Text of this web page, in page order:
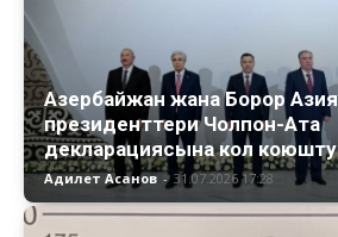
Азербайжан жана Борор Азия
президенттери Чолпон-Ата
декларациясына кол коюшту
Адилет Асанов - 31.07.2026 17:28